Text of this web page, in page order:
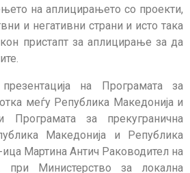
на аплицирањето со проекти,
и негативни страни и исто така
пристапт за аплицирање за да
на Програмата за
меѓу Република Македонија и
Програмата за прекугранична
Македонија и Република
Мартина Антич Раководител на
Министерство за локална